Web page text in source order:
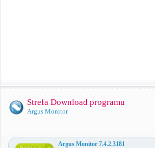
Strefa Download programu
Argus Monitor
Argus Monitor 7.4.2.3181